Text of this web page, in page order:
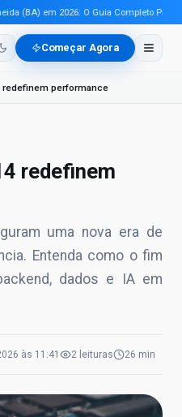
(BA) em 2026: O Guia Completo Para
Começar Agora
redefinem performance
redefinem
uma nova era de
Entenda como o fim
dados e IA em
às 11:41 2 leituras 26 min